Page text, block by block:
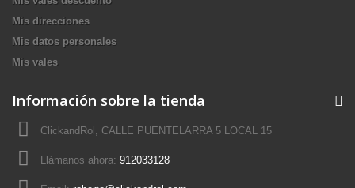
Mis direcciones
Mis datos personales
Mis vales
Información sobre la tienda
ClickandRol, CALLE PUENTELARRA 5 LOCAL 15
Llámanos ahora: 912033128